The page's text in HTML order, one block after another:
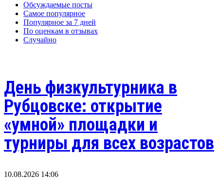
Обсуждаемые посты
Самое популярное
Популярное за 7 дней
По оценкам в отзывах
Случайно
День физкультурника в
Рубцовске: открытие
«умной» площадки и
турниры для всех возрастов
10.08.2026 14:06